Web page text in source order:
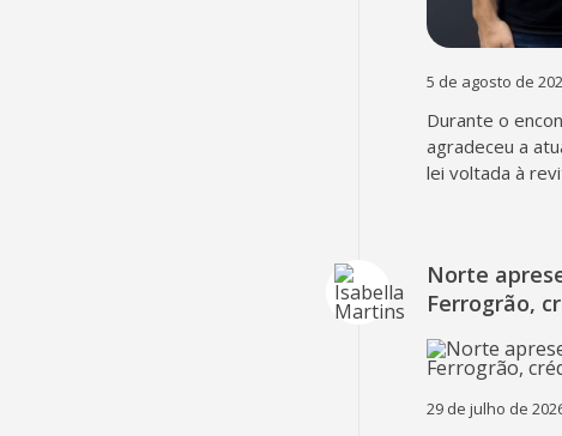
5 de agosto de
Durante o
agradeceu a
lei voltada à
Norte
Ferrogrão,
29 de julho de